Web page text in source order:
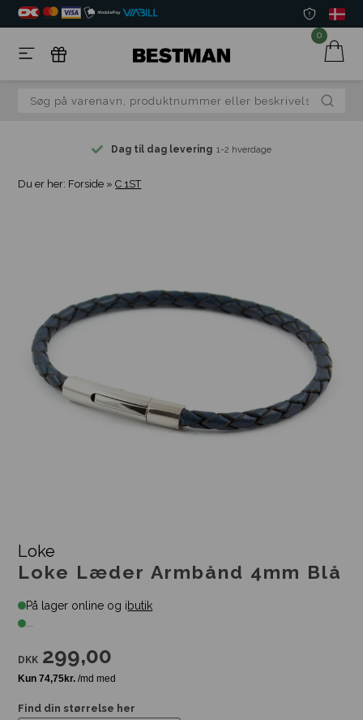
0
Dag til dag levering 1-2 hverdage
Du er her: Forside »C 1ST
Loke
Loke Læder Armbånd 4mm Blå
På lager online og ibutik
...
DKK 299,00
Find din størrelse her